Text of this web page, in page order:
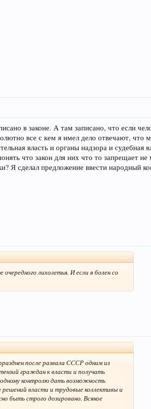
в законе. А там записано, что если
все с кем я имел дело отвечают, что
власть и органы надзора и судебная
что закон для них что то запрещает не
Я сделал предложение ввести народный
лихолетья. И если я болен со
после развала СССР одним из
граждан к власти и получать
контролю дать возможность
власти и трудовые коллективы и
быть строго дозировано. Всякое